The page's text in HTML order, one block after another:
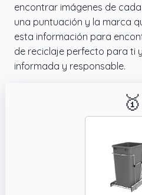
encontrar imágenes de
una puntuación y la marca
esta información para
de reciclaje perfecto para ti
informada y responsable.
🥇